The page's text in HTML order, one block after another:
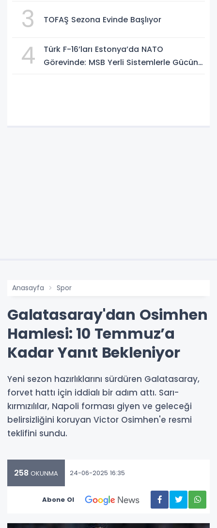
3 TOFAŞ Sezona Evinde Başlıyor
4
Türk F-16’ları Estonya’da NATO
Görevinde: MSB Yerli Sistemlerle Gücünü
Anasayfa Spor
Galatasaray'dan Osimhen
Hamlesi: 10 Temmuz’a
Kadar Yanıt Bekleniyor
Yeni sezon hazırlıklarını sürdüren Galatasaray,
forvet hattı için iddialı bir adım attı. Sarı-
kırmızılılar, Napoli forması giyen ve geleceği
belirsizliğini koruyan Victor Osimhen'e resmi
teklifini sundu.
258 OKUNMA 24-06-2025 16:35
Abone Ol